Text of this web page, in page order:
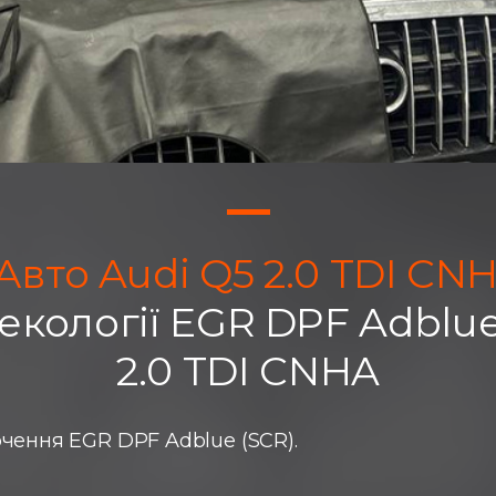
Audi Q5 2.0 TDI
EGR DPF
2.0 TDI CNHA
EGR DPF Adblue (SCR).